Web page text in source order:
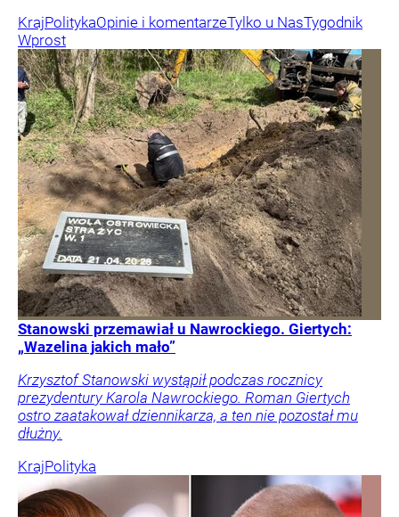
KrajPolitykaOpinie i komentarzeTylko u NasTygodnik
Wprost
Stanowski przemawiał u Nawrockiego. Giertych:
„Wazelina jakich mało”
Krzysztof Stanowski wystąpił podczas rocznicy
prezydentury Karola Nawrockiego. Roman Giertych
ostro zaatakował dziennikarza, a ten nie pozostał mu
dłużny.
KrajPolityka